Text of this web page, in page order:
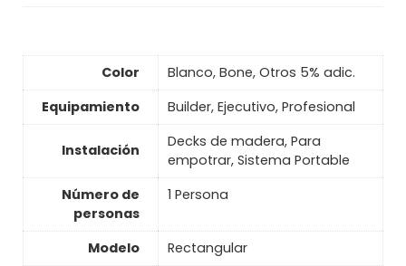
Color
Blanco, Bone, Otros 5% adic.
Equipamiento
Builder, Ejecutivo, Profesional
Instalación
Decks de madera, Para
empotrar, Sistema Portable
Número de
personas
1 Persona
Modelo Rectangular